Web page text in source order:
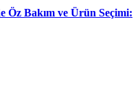
Öz Bakım ve Ürün Seçimi: